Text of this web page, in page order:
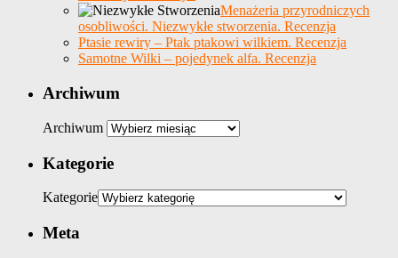
Menażeria przyrodniczych
osobliwości. Niezwykłe stworzenia. Recenzja
Ptasie rewiry – Ptak ptakowi wilkiem. Recenzja
Samotne Wilki – pojedynek alfa. Recenzja
Archiwum
Archiwum
Kategorie
Kategorie
Meta